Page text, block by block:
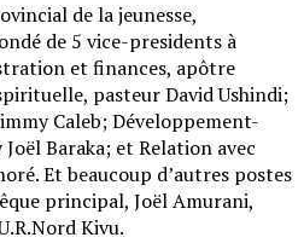
de la jeunesse,
de 5 vice-presidents à
et finances, apôtre
pasteur David Ushindi;
Caleb; Développement-
Baraka; et Relation avec
Et beaucoup d’autres postes
principal, Joël Amurani,
Kivu.